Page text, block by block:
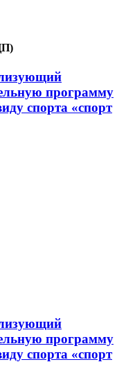
программу
спорта «спорт
программу
спорта «спорт